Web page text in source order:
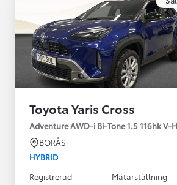
Från 360 900 kr
Från 3 548 kr/mån
Easy Billån
Toyota GR Supra
BENSIN
Toyota Yaris Cross
Adventure AWD-i Bi-Tone 1.5 116hk V-
BORÅS
HYBRID
Registrerad
Mätarställning